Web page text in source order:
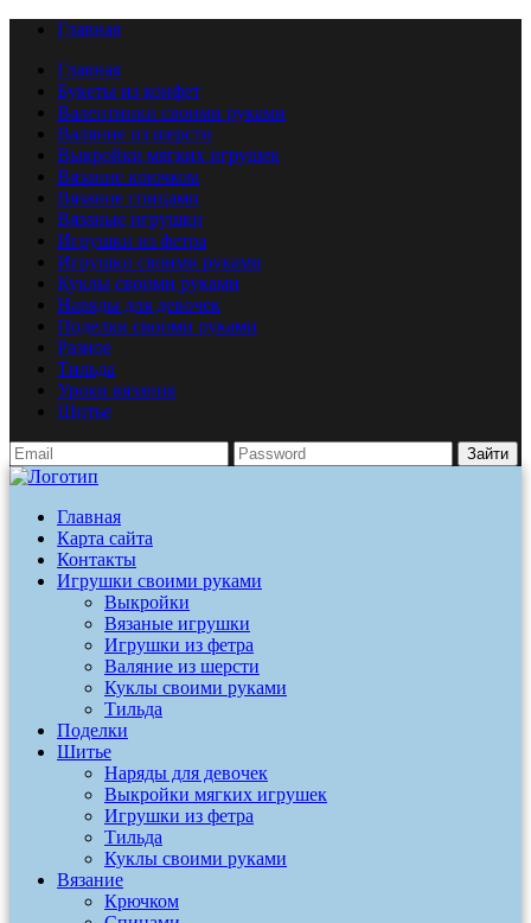
Главная
Главная
Букеты из конфет
Валентинки своими руками
Валяние из шерсти
Выкройки мягких игрушек
Вязание крючком
Вязание спицами
Вязаные игрушки
Игрушки из фетра
Игрушки своими руками
Куклы своими руками
Наряды для девочек
Поделки своими руками
Разное
Тильда
Уроки вязания
Шитье
Зайти
Главная
Карта сайта
Контакты
Игрушки своими руками
Выкройки
Вязаные игрушки
Игрушки из фетра
Валяние из шерсти
Куклы своими руками
Тильда
Поделки
Шитье
Наряды для девочек
Выкройки мягких игрушек
Игрушки из фетра
Тильда
Куклы своими руками
Вязание
Крючком